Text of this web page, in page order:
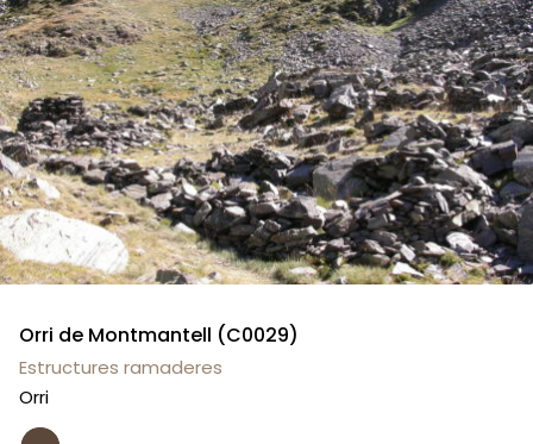
Orri de Montmantell (C0029)
Estructures ramaderes
Orri